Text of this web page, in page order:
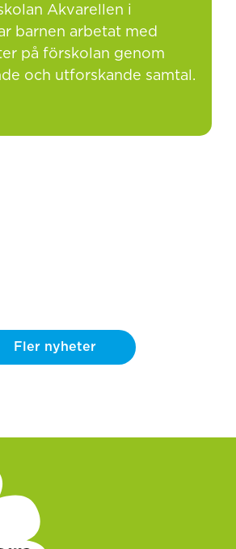
Akvarellen i
barnen arbetat med
på förskolan genom
och utforskande samtal.
Fler nyheter